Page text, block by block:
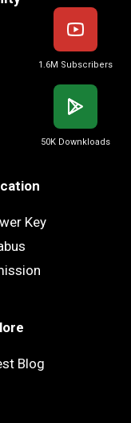
1.6M Subscribers
50K Downkloads
Key
Blog